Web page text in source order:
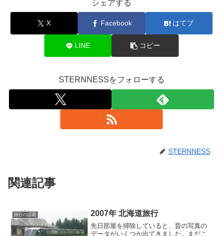
シェアする
X Facebook はてブ
LINE コピー
STERNNESSをフォローする
STERNNESS
関連記事
旅行の話題 2007年 北海道旅行
先日部屋を掃除していると、昔の写真の
データがいくつか出てきました。まだこ